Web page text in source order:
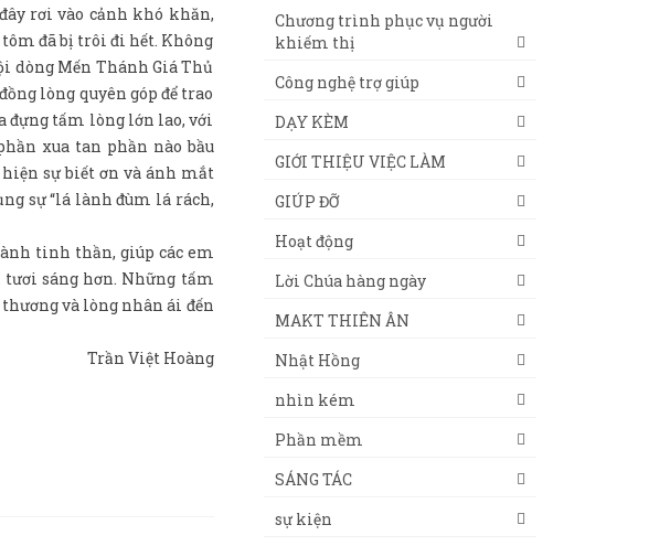
rơi vào cảnh khó khăn,
đã bị trôi đi hết. Không
dòng Mến Thánh Giá Thủ
lòng quyên góp để trao
đựng tấm lòng lớn lao, với
xua tan phần nào bầu
sự biết ơn và ánh mắt
sự “lá lành đùm lá rách,
tinh thần, giúp các em
sáng hơn. Những tấm
và lòng nhân ái đến
Trần Việt Hoàng
Chương trình phục vụ người
khiếm thị
Công nghệ trợ giúp
DẠY KÈM
GIỚI THIỆU VIỆC LÀM
GIÚP ĐỠ
Hoạt động
Lời Chúa hàng ngày
MAKT THIÊN ÂN
Nhật Hồng
nhìn kém
Phần mềm
SÁNG TÁC
sự kiện